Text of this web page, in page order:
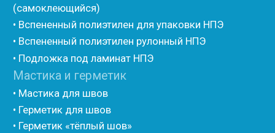
• Трубная изоляция из вспененного полиэтилена
Тилит
• Трубная изоляция из вспененного полиэтилена
Порилекс
• Трубная изоляция из вспененного полиэтилена
Изотом
• Шнур базальтовый теплоизоляционный
• Компенсационный мат вспененного полиэтилена
• Утеплитель для труб из вспененного полиэтилена
• Уплотнительный шнур HOT ROD XL